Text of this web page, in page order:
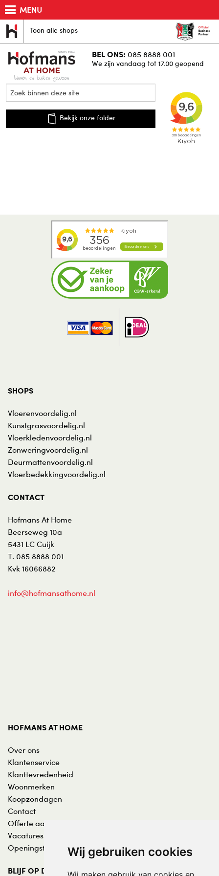
Wij gebruiken cookies
MENU
Toon alle shops
BEL ONS: 085 8888 001
We zijn vandaag tot 17.00 geopend
Bekijk onze folder
SHOPS
Vloerenvoordelig.nl
Kunstgrasvoordelig.nl
Vloerkledenvoordelig.nl
Zonweringvoordelig.nl
Deurmattenvoordelig.nl
Vloerbedekkingvoordelig.nl
CONTACT
Hofmans At Home
Beerseweg 10a
5431 LC Cuijk
T. 085 8888 001
Kvk 16066882
info@hofmansathome.nl
HOFMANS AT HOME
Over ons
Klantenservice
Klanttevredenheid
Woonmerken
Koopzondagen
Contact
Offerte aanvraag
Vacatures
Openingstijden
BLIJF OP DE HOOGTE